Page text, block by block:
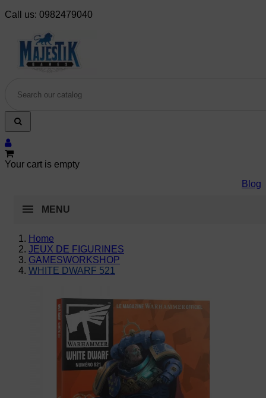
Call us: 0982479040
Your cart is empty
Blog
MENU
Home
JEUX DE FIGURINES
GAMESWORKSHOP
WHITE DWARF 521